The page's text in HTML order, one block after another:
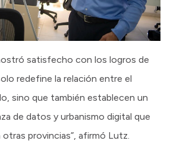
satisfecho con los logros de
redefine la relación entre el
sino que también establecen un
de datos y urbanismo digital que
provincias”, afirmó Lutz.